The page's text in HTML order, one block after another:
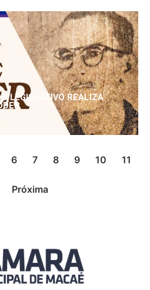
LEGISLATIVO REALIZA
6 7 8 9 10 11
Próxima